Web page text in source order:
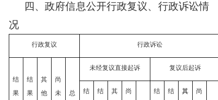
四、政府信息公开行政复议、行政诉讼情
况
行政复议 行政诉讼
结
果
结
果
其
他
尚
未
总
未经复议直接起诉 复议后起诉
结
结
其
尚
结
结
其
尚